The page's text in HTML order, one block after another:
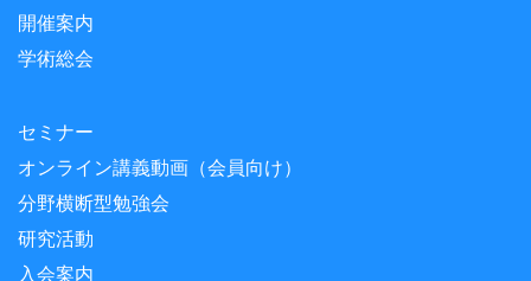
開催案内
学術総会
セミナー
オンライン講義動画（会員向け）
分野横断型勉強会
研究活動
入会案内